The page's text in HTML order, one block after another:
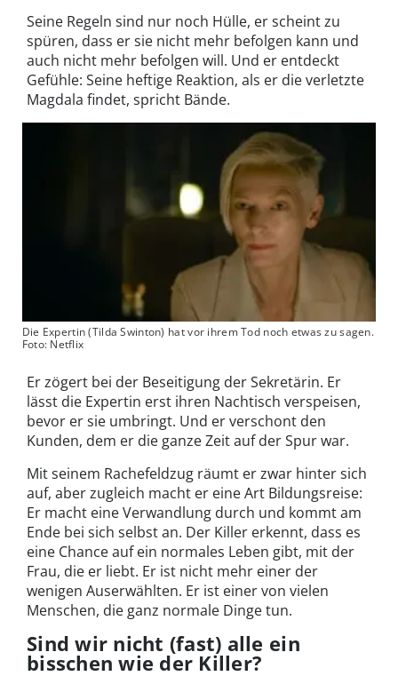
Seine Regeln sind nur noch Hülle, er scheint zu
spüren, dass er sie nicht mehr befolgen kann und
auch nicht mehr befolgen will. Und er entdeckt
Gefühle: Seine heftige Reaktion, als er die verletzte
Magdala findet, spricht Bände.
Die Expertin (Tilda Swinton) hat vor ihrem Tod noch etwas zu sagen.
Foto: Netflix
Er zögert bei der Beseitigung der Sekretärin. Er
lässt die Expertin erst ihren Nachtisch verspeisen,
bevor er sie umbringt. Und er verschont den
Kunden, dem er die ganze Zeit auf der Spur war.
Mit seinem Rachefeldzug räumt er zwar hinter sich
auf, aber zugleich macht er eine Art Bildungsreise:
Er macht eine Verwandlung durch und kommt am
Ende bei sich selbst an. Der Killer erkennt, dass es
eine Chance auf ein normales Leben gibt, mit der
Frau, die er liebt. Er ist nicht mehr einer der
wenigen Auserwählten. Er ist einer von vielen
Menschen, die ganz normale Dinge tun.
Sind wir nicht (fast) alle ein
bisschen wie der Killer?